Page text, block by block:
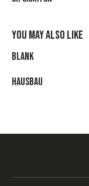
YOU MAY ALSO LIKE
BLANK
HAUSBAU